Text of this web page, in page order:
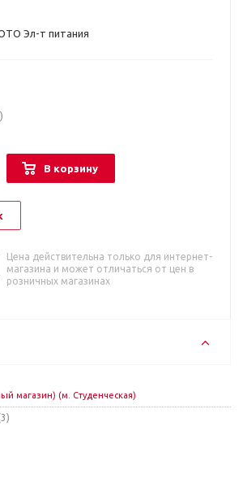
Эл-т питания
В корзину
Цена действительна только для интернет-
магазина и может отличаться от цен в
розничных магазинах
магазин) (м. Студенческая)